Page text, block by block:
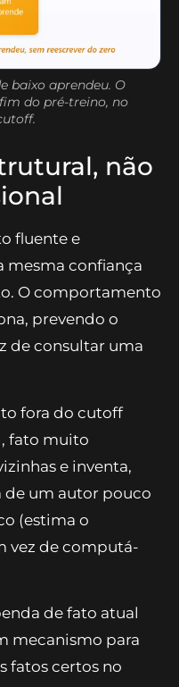
baixo aprendeu. O
do pré-treino, no
não
fluente e
mesma confiança
O comportamento
prevendo o
de consultar uma
fora do cutoff
fato muito
e inventa,
de um autor pouco
(estima o
vez de computá-
de fato atual
mecanismo para
fatos certos no